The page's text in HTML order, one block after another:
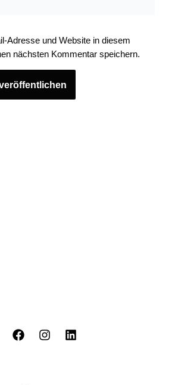
Adresse und Website in diesem
nächsten Kommentar speichern.